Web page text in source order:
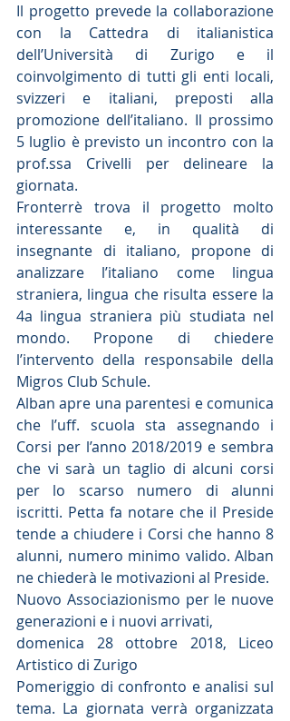
Il progetto prevede la collaborazione
con la Cattedra di italianistica
dell’Università di Zurigo e il
coinvolgimento di tutti gli enti locali,
svizzeri e italiani, preposti alla
promozione dell’italiano. Il prossimo
5 luglio è previsto un incontro con la
prof.ssa Crivelli per delineare la
giornata.
Fronterrè trova il progetto molto
interessante e, in qualità di
insegnante di italiano, propone di
analizzare l’italiano come lingua
straniera, lingua che risulta essere la
4a lingua straniera più studiata nel
mondo. Propone di chiedere
l’intervento della responsabile della
Migros Club Schule.
Alban apre una parentesi e comunica
che l’uff. scuola sta assegnando i
Corsi per l’anno 2018/2019 e sembra
che vi sarà un taglio di alcuni corsi
per lo scarso numero di alunni
iscritti. Petta fa notare che il Preside
tende a chiudere i Corsi che hanno 8
alunni, numero minimo valido. Alban
ne chiederà le motivazioni al Preside.
Nuovo Associazionismo per le nuove
generazioni e i nuovi arrivati,
domenica 28 ottobre 2018, Liceo
Artistico di Zurigo
Pomeriggio di confronto e analisi sul
tema. La giornata verrà organizzata